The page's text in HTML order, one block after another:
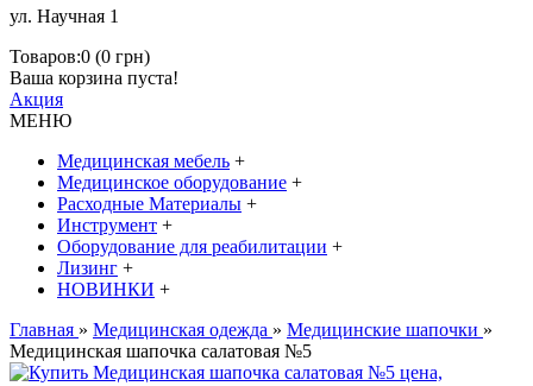
ул. Научная 1
Товаров:0 (0 грн)
Ваша корзина пуста!
Акция
МЕНЮ
Медицинская мебель +
Медицинское оборудование +
Расходные Материалы +
Инструмент +
Оборудование для реабилитации +
Лизинг +
НОВИНКИ +
Главная » Медицинская одежда » Медицинские шапочки »
Медицинская шапочка салатовая №5